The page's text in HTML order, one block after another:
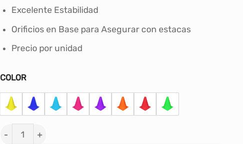
Excelente Estabilidad
Orificios en Base para Asegurar con estacas
Precio por unidad
COLOR
Cono De 25cm Pvc Entrenamiento Futbol Por Unidad